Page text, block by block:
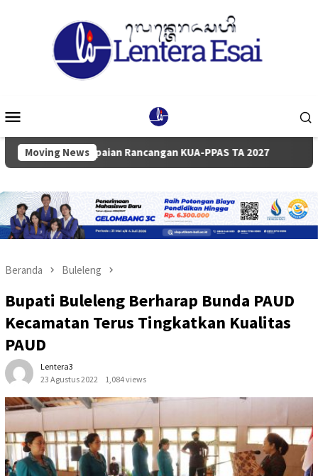
Mobile
Moving News
Rancangan KUA-PPAS TA 2027 Pemkab dan
Beranda Buleleng
Bupati Buleleng Berharap Bunda PAUD
Kecamatan Terus Tingkatkan Kualitas
PAUD
Lentera3
23 Agustus 2022
1,084 views